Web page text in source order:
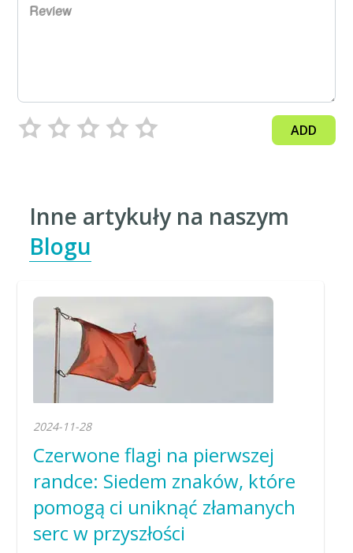
Review
ADD
Inne artykuły na naszym
Blogu
2024-11-28
Czerwone flagi na pierwszej
randce: Siedem znaków, które
pomogą ci uniknąć złamanych
serc w przyszłości